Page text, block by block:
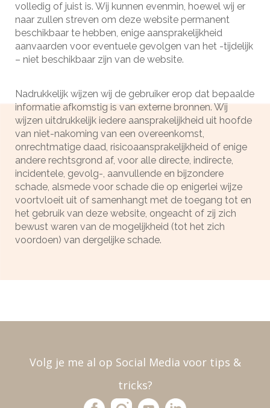
volledig of juist is. Wij kunnen evenmin, hoewel wij er
naar zullen streven om deze website permanent
beschikbaar te hebben, enige aansprakelijkheid
aanvaarden voor eventuele gevolgen van het -tijdelijk
– niet beschikbaar zijn van de website.
Nadrukkelijk wijzen wij de gebruiker erop dat bepaalde
informatie afkomstig is van externe bronnen. Wij
wijzen uitdrukkelijk iedere aansprakelijkheid uit hoofde
van niet-nakoming van een overeenkomst,
onrechtmatige daad, risicoaansprakelijkheid of enige
andere rechtsgrond af, voor alle directe, indirecte,
incidentele, gevolg-, aanvullende en bijzondere
schade, alsmede voor schade die op enigerlei wijze
voortvloeit uit of samenhangt met de toegang tot en
het gebruik van deze website, ongeacht of zij zich
bewust waren van de mogelijkheid (tot het zich
voordoen) van dergelijke schade.
Volg je me al op Social Media voor tips &
tricks?